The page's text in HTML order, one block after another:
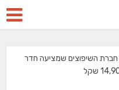
חברת השיפוצים שמציעה חדר